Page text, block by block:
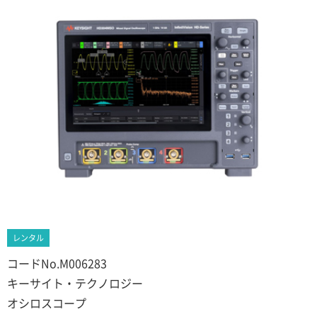
レンタル
コードNo.M006283
キーサイト・テクノロジー
オシロスコープ